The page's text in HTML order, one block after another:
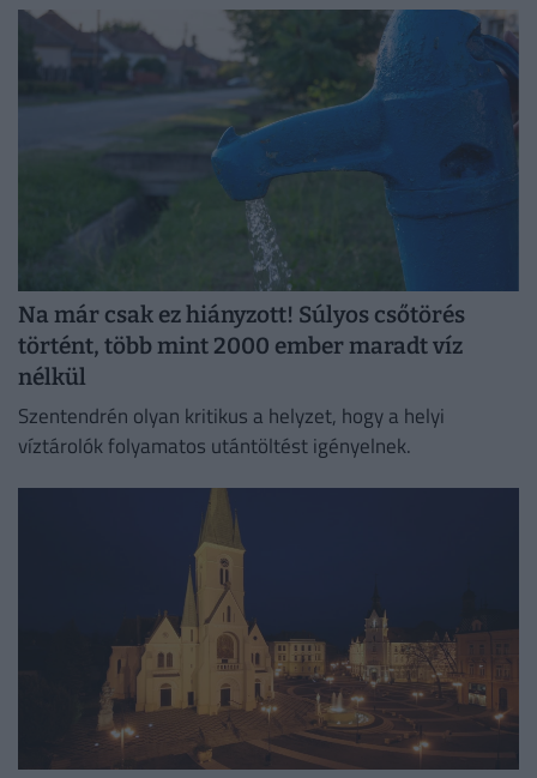
Na már csak ez hiányzott! Súlyos csőtörés
történt, több mint 2000 ember maradt víz
nélkül
Szentendrén olyan kritikus a helyzet, hogy a helyi
víztárolók folyamatos utántöltést igényelnek.